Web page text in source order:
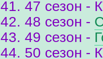
41. 47 сезон -
42. 48 сезон -
43. 49 сезон -
44. 50 сезон -